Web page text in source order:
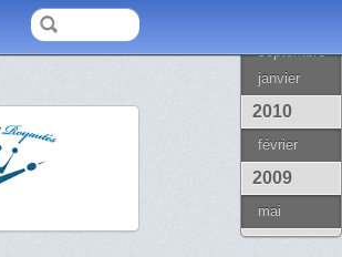
septembre
janvier
2010
février
2009
mai